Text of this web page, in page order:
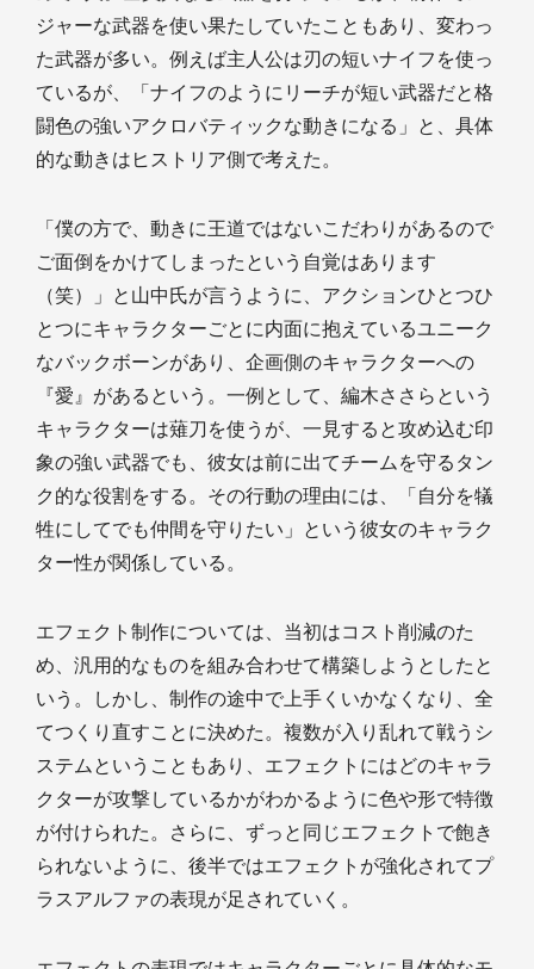
ジャーな武器を使い果たしていたこともあり、変わっ
た武器が多い。例えば主人公は刃の短いナイフを使っ
ているが、「ナイフのようにリーチが短い武器だと格
闘色の強いアクロバティックな動きになる」と、具体
的な動きはヒストリア側で考えた。
「僕の方で、動きに王道ではないこだわりがあるので
ご面倒をかけてしまったという自覚はあります
（笑）」と山中氏が言うように、アクションひとつひ
とつにキャラクターごとに内面に抱えているユニーク
なバックボーンがあり、企画側のキャラクターへの
『愛』があるという。一例として、編木ささらという
キャラクターは薙刀を使うが、一見すると攻め込む印
象の強い武器でも、彼女は前に出てチームを守るタン
ク的な役割をする。その行動の理由には、「自分を犠
牲にしてでも仲間を守りたい」という彼女のキャラク
ター性が関係している。
エフェクト制作については、当初はコスト削減のた
め、汎用的なものを組み合わせて構築しようとしたと
いう。しかし、制作の途中で上手くいかなくなり、全
てつくり直すことに決めた。複数が入り乱れて戦うシ
ステムということもあり、エフェクトにはどのキャラ
クターが攻撃しているかがわかるように色や形で特徴
が付けられた。さらに、ずっと同じエフェクトで飽き
られないように、後半ではエフェクトが強化されてプ
ラスアルファの表現が足されていく。